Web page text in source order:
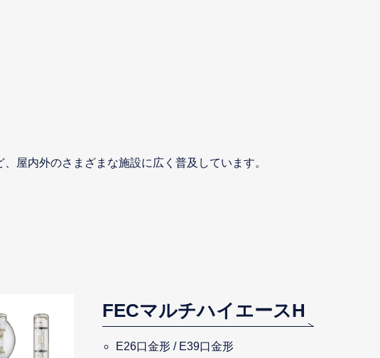
屋内外のさまざまな施設に広く普及しています。
FECマルチハイエースH
E26口金形 / E39口金形